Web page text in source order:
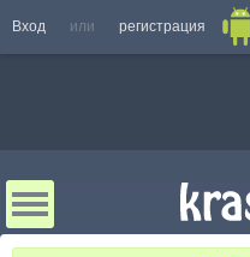
Вход или регистрация